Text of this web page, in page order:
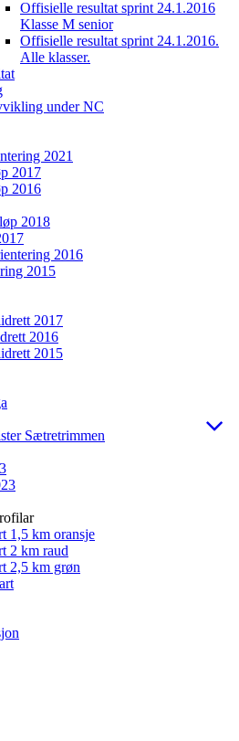
Offisielle resultat sprint 24.1.2016
Klasse M senior
Offisielle resultat sprint 24.1.2016.
Alle klasser.
under NC
2021
2017
2016
2018
2016
2015
2017
2016
2015
Sætretrimmen
1,5 km oransje
2 km raud
2,5 km grøn